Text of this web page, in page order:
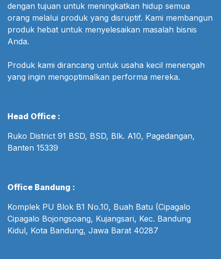
dengan tujuan untuk meningkatkan hidup semua
orang melalui produk yang disruptif. Kami membangun
produk hebat untuk menyelesaikan masalah bisnis
Anda.
Produk kami dirancang untuk usaha kecil menengah
yang ingin mengoptimalkan performa mereka.
Head Office :
Ruko District 91 BSD, BSD, Blk. A10, Pagedangan,
Banten 15339
Office Bandung :
Komplek PU Blok B1 No.10, Buah Batu (Cipagalo
Cipagalo Bojongsoang, Kujangsari, Kec. Bandung
Kidul, Kota Bandung, Jawa Barat 40287